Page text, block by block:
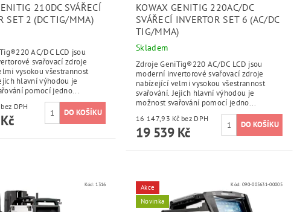
210DC SVÁŘECÍ
SET 2 (DC TIG/MMA)
AC/DC LCD jsou
svařovací zdroje
vysokou všestrannost
hlavní výhodou je
pomocí jedno...
9 549,59 Kč bez DPH
KOWAX GENITIG 220AC/DC
SVÁŘECÍ INVERTOR SET 6 (AC/DC
TIG/MMA)
Skladem
Zdroje GeniTig®220 AC/DC LCD jsou
moderní invertorové svařovací zdroje
nabízející velmi vysokou všestrannost
svařování. Jejich hlavní výhodou je
možnost svařování pomocí jedno...
16 147,93 Kč bez DPH
19 539 Kč
Kód:1316
Akce
Novinka
Kód: 090-005631-00005